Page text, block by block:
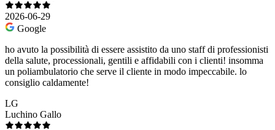
2026-06-29
Google
ho avuto la possibilità di essere assistito da uno staff di professionisti
della salute, processionali, gentili e affidabili con i clienti! insomma
un poliambulatorio che serve il cliente in modo impeccabile. lo
consiglio caldamente!
LG
Luchino Gallo